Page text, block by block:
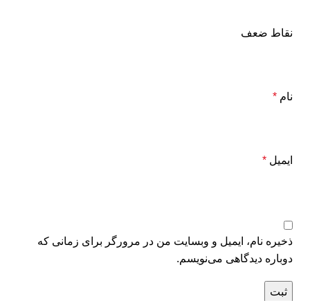
نقاط ضعف
نام *
ایمیل *
ذخیره نام، ایمیل و وبسایت من در مرورگر برای زمانی که
دوباره دیدگاهی می‌نویسم.